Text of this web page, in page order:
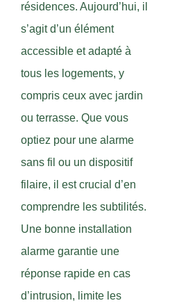
résidences. Aujourd’hui, il
s’agit d’un élément
accessible et adapté à
tous les logements, y
compris ceux avec jardin
ou terrasse. Que vous
optiez pour une alarme
sans fil ou un dispositif
filaire, il est crucial d’en
comprendre les subtilités.
Une bonne installation
alarme garantie une
réponse rapide en cas
d’intrusion, limite les